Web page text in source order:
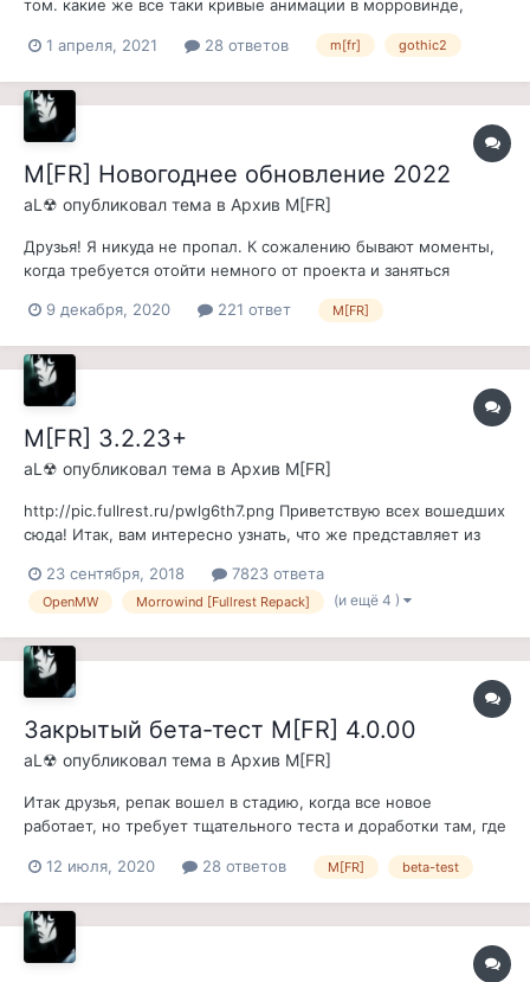
том. какие же все таки кривые анимации в морровинде,
понимаете, что постоянно идет спор между тем, какая из игр
есть свои плюсы и минусы!...
1 апреля, 2021 28 ответов m[fr] gothic2
M[FR] Новогоднее обновление 2022
aL☢ опубликовал тема в Архив M[FR]
Друзья! Я никуда не пропал. К сожалению бывают моменты,
когда требуется отойти немного от проекта и заняться
готовлю новогоднее обновление. Если у вас есть пожелания
исправление\прочие пожелания, то пиши...
9 декабря, 2020 221 ответ M[FR]
M[FR] 3.2.23+
aL☢ опубликовал тема в Архив M[FR]
http://pic.fullrest.ru/pwlg6th7.png Приветствую всех вошедших
сюда! Итак, вам интересно узнать, что же представляет из
наливай чай\кофе и неспеша слушай, прежде, чем ты
отправишься в мир, где можно жить вечно... Данный репак
23 сентября, 2018 7823 ответа
OpenMW Morrowind [Fullrest Repack] (и ещё 4 )
Закрытый бета-тест M[FR] 4.0.00
aL☢ опубликовал тема в Архив M[FR]
Итак друзья, репак вошел в стадию, когда все новое
работает, но требует тщательного теста и доработки там, где
чтобы любители Морровинда уже играли как игроки, а не как
интересен. Сразу ск...
12 июля, 2020 28 ответов M[FR] beta-test